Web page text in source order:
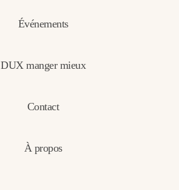
Événements
DUX manger mieux
Contact
À propos